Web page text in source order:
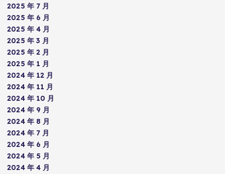
2025 年 7 月
2025 年 6 月
2025 年 4 月
2025 年 3 月
2025 年 2 月
2025 年 1 月
2024 年 12 月
2024 年 11 月
2024 年 10 月
2024 年 9 月
2024 年 8 月
2024 年 7 月
2024 年 6 月
2024 年 5 月
2024 年 4 月